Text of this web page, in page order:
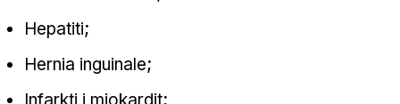
Hepatiti;
Hernia inguinale;